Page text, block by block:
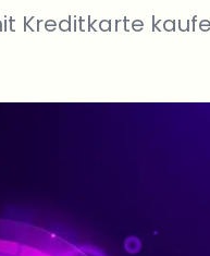
Kreditkarte